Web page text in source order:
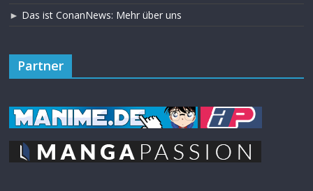
► Das ist ConanNews: Mehr über uns
Partner